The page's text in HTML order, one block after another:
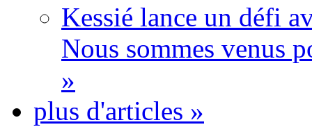
Kessié lance un défi
Nous sommes venus
»
plus d'articles »